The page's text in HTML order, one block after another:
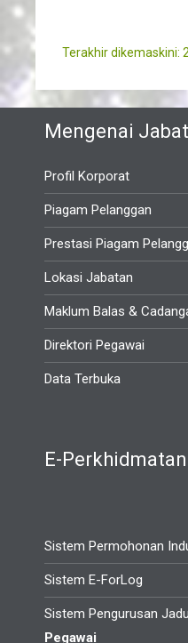
Terakhir dikemaskini:
Mengenai
Profil Korporat
Piagam Pelanggan
Prestasi Piagam
Lokasi Jabatan
Maklum Balas &
Direktori Pegawai
Data Terbuka
E-Perkhidmatan
Sistem Permohonan
Sistem E-ForLog
Sistem Pengurusan
Pegawai